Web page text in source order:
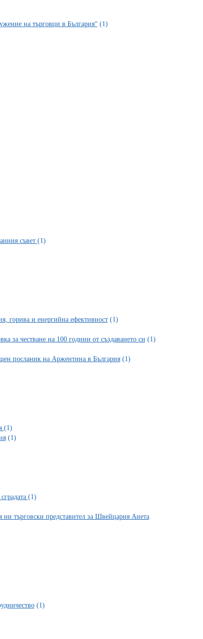
на търговци в България“(1)
съвет (1)
и енергийна ефективност(1)
за честване на 100 години от създаването си (1)
посланик на Аржентина в България(1)
(1)
(1)
(1)
ни търговски представител за Швейцария Анета
(1)